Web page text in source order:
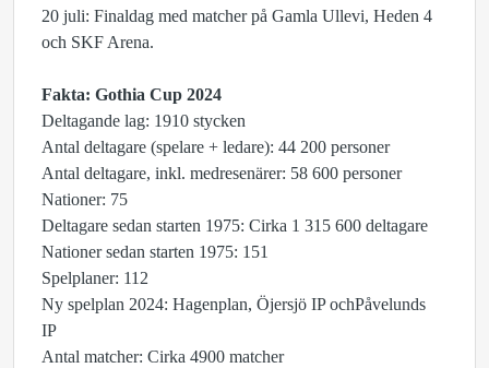
20 juli: Finaldag med matcher på Gamla Ullevi, Heden 4
och SKF Arena.
Fakta: Gothia Cup 2024
Deltagande lag: 1910 stycken
Antal deltagare (spelare + ledare): 44 200 personer
Antal deltagare, inkl. medresenärer: 58 600 personer
Nationer: 75
Deltagare sedan starten 1975: Cirka 1 315 600 deltagare
Nationer sedan starten 1975: 151
Spelplaner: 112
Ny spelplan 2024: Hagenplan, Öjersjö IP ochPåvelunds
IP
Antal matcher: Cirka 4900 matcher